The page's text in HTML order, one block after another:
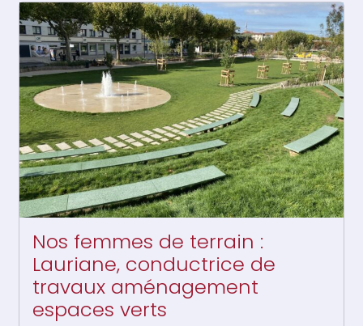
Nos femmes de terrain :
Lauriane, conductrice de
travaux aménagement
espaces verts